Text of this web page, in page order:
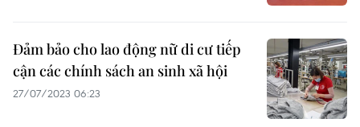
Đảm bảo cho lao động nữ di cư tiếp
cận các chính sách an sinh xã hội
27/07/2023 06:23